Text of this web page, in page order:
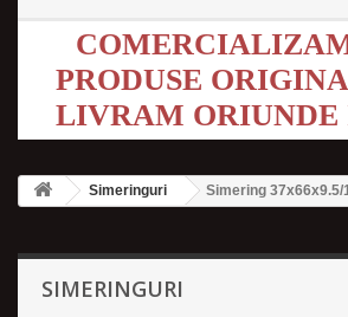
PRODUSE
LIVRAM ORIUNDE
Simeringuri Simering 37x66x9.5/
SIMERINGURI